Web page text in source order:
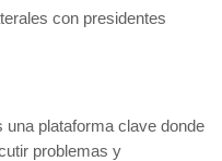
con presidentes
plataforma clave donde
problemas y